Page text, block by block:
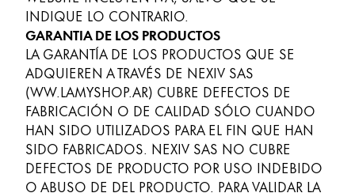
INDIQUE LO CONTRARIO.
GARANTIA DE LOS PRODUCTOS
LA GARANTÍA DE LOS PRODUCTOS QUE SE
ADQUIEREN A TRAVÉS DE NEXIV SAS
(WW.LAMYSHOP.AR) CUBRE DEFECTOS DE
FABRICACIÓN O DE CALIDAD SÓLO CUANDO
HAN SIDO UTILIZADOS PARA EL FIN QUE HAN
SIDO FABRICADOS. NEXIV SAS NO CUBRE
DEFECTOS DE PRODUCTO POR USO INDEBIDO
O ABUSO DE DEL PRODUCTO. PARA VALIDAR LA